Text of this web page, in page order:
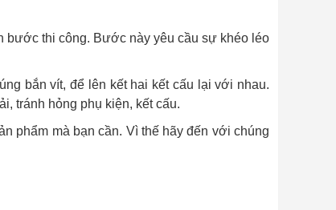
bước thi công. Bước này yêu cầu sự khéo léo
bắn vít, để lên kết hai kết cấu lại với nhau.
tránh hỏng phụ kiện, kết cấu.
phẩm mà bạn cần. Vì thế hãy đến với chúng